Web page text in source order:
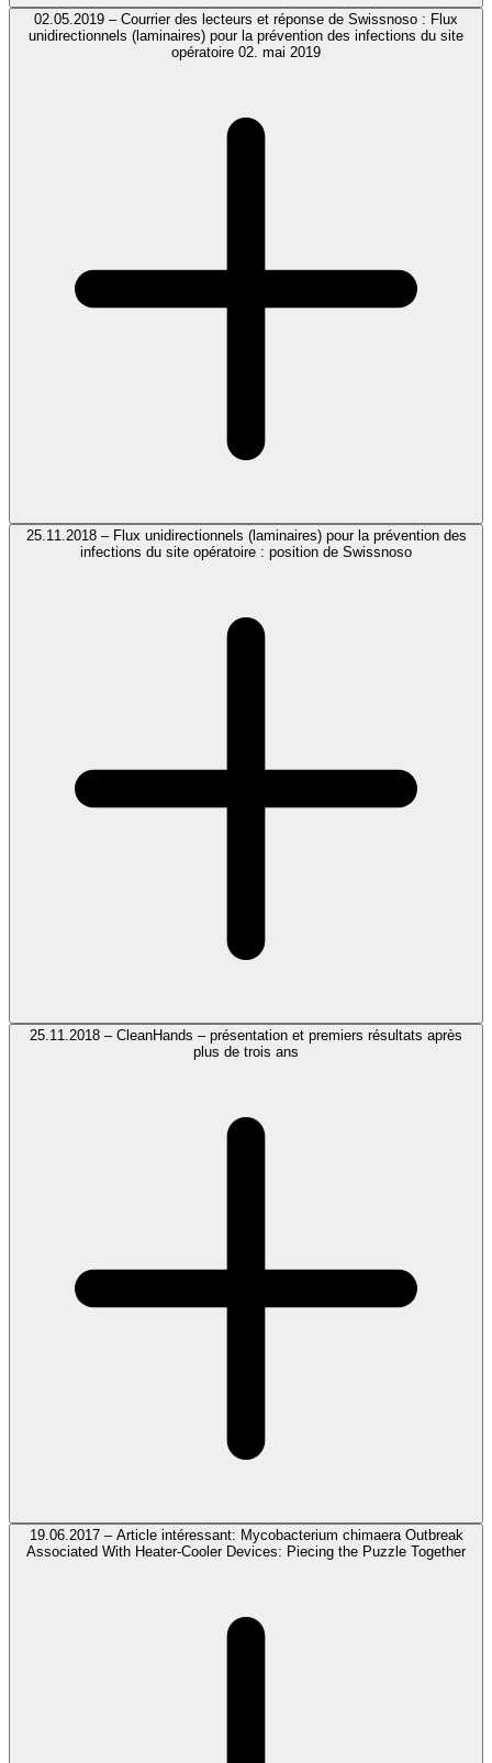
02.05.2019 – Courrier des lecteurs et réponse de Swissnoso : Flux
unidirectionnels (laminaires) pour la prévention des infections du site
opératoire 02. mai 2019
25.11.2018 – Flux unidirectionnels (laminaires) pour la prévention des
infections du site opératoire : position de Swissnoso
25.11.2018 – CleanHands – présentation et premiers résultats après
plus de trois ans
19.06.2017 – Article intéressant: Mycobacterium chimaera Outbreak
Associated With Heater-Cooler Devices: Piecing the Puzzle Together